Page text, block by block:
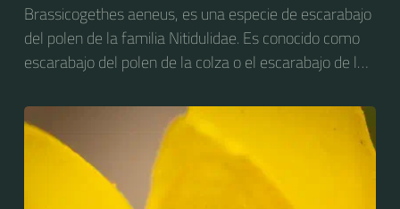
Brassicogethes aeneus, es una especie de escarabajo
del polen de la familia Nitidulidae. Es conocido como
escarabajo del polen de la colza o el escarabajo de la
Meligethes aeneus.